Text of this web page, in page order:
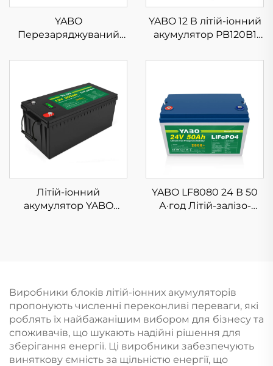
YABO
Перезаряджуваний
акумулятор NB7102
мА·год 64,75 Вт·год
Літій-іонний
акумулятор для
ноутбука, планшета та
іншого
YABO 12 В літій-іонний
акумулятор PB120B1
Вт·год, комплект літій-
постійного струму та
USB
Літій-іонний
акумулятор YABO
літій-іонних
акумуляторів
YABO LF8080 24 В 50
А·год Літій-залізо-
Виробники блоків літій-іонних акумуляторів
пропонують численні переконливі переваги, які
роблять їх найбажанішим вибором для бізнесу та
споживачів, що шукають надійні рішення для
зберігання енергії. Ці виробники забезпечують
виняткову ємність за щільністю енергії, що